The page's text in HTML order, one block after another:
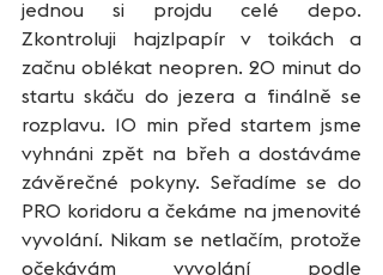
jednou si projdu celé depo.
Zkontroluji hajzlpapír v toikách a
začnu oblékat neopren. 20 minut do
startu skáču do jezera a finálně se
rozplavu. 10 min před startem jsme
vyhnáni zpět na břeh a dostáváme
závěrečné pokyny. Seřadíme se do
PRO koridoru a čekáme na jmenovité
vyvolání. Nikam se netlačím, protože
očekávám vyvolání podle